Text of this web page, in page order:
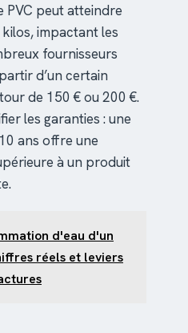
PVC peut atteindre
impactant les
fournisseurs
d’un certain
de 150 € ou 200 €.
les garanties : une
ans offre une
à un produit
d'eau d'un
réels et leviers